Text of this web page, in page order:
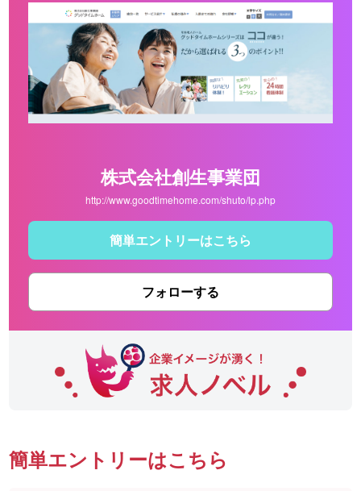
株式会社創生事業団
http://www.goodtimehome.com/shuto/lp.php
簡単エントリーはこちら
フォローする
簡単エントリーはこちら